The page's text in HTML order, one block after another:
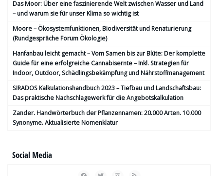
Das Moor: Über eine faszinierende Welt zwischen Wasser und Land
– und warum sie für unser Klima so wichtig ist
Moore – Ökosystemfunktionen, Bio­diversität und Renaturierung
(Rundgespräche Forum Ökologie)
Hanfanbau leicht gemacht – Vom Samen bis zur Blüte: Der komplette
Guide für eine erfolgreiche Cannabisernte – Inkl. Strategien für
Indoor, Outdoor, Schädlingsbekämpfung und Nährstoffmanagement
SIRADOS Kalkulationshandbuch 2023 – Tiefbau und Landschaftsbau:
Das praktische Nachschlagewerk für die Angebotskalkulation
Zander. Handwörterbuch der Pflanzennamen: 20.000 Arten. 10.000
Synonyme. Aktualisierte Nomenklatur
Social Media